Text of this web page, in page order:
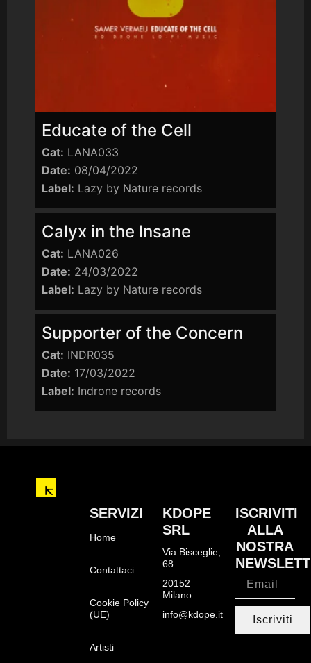
Educate of the Cell
Cat: LANA033
Date: 08/04/2022
Label: Lazy by Nature records
Calyx in the Insane
Cat: LANA026
Date: 24/03/2022
Label: Lazy by Nature records
Supporter of the Concern
Cat: INDR035
Date: 17/03/2022
Label: Indrone records
SERVIZI
Home
Contattaci
Cookie Policy
(UE)
Artisti
KDOPE
SRL
Via Bisceglie,
68
20152
Milano
info@kdope.it
ISCRIVITI
ALLA
NOSTRA
Iscriviti